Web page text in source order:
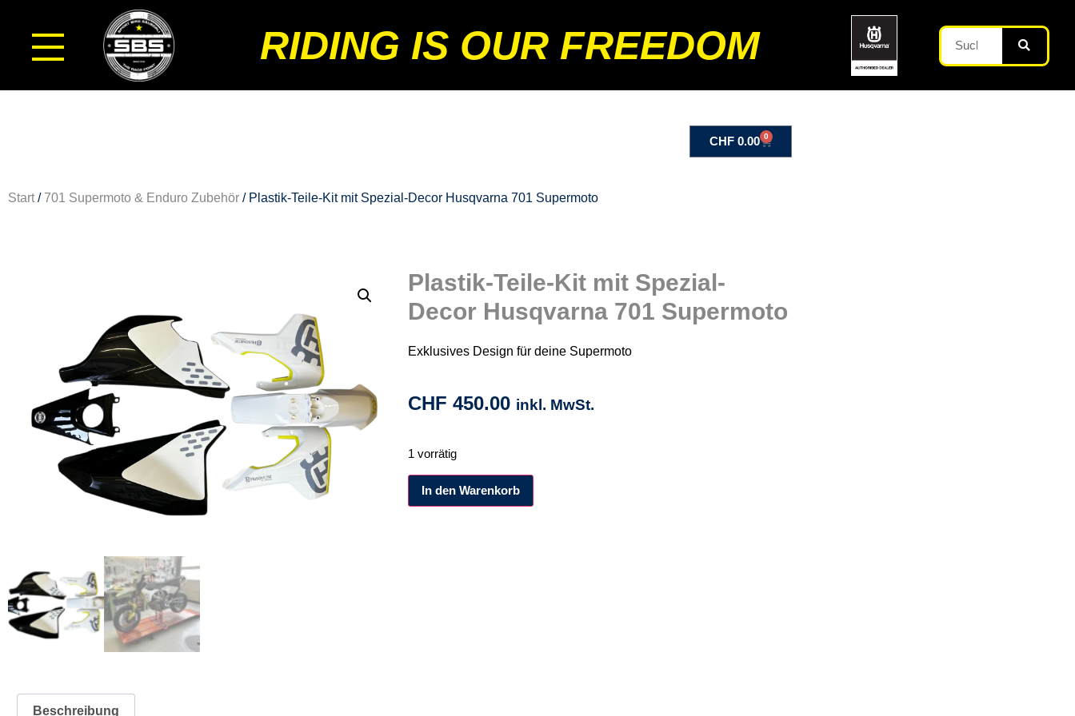
RIDING IS OUR FREEDOM
CHF 0.00 0
Start/ 701 Supermoto & Enduro Zubehör / Plastik-Teile-Kit mit Spezial-Decor Husqvarna 701 Supermoto
Plastik-Teile-Kit mit Spezial-
Decor Husqvarna 701 Supermoto
Exklusives Design für deine Supermoto
CHF 450.00 inkl. MwSt.
1 vorrätig
In den Warenkorb
Beschreibung